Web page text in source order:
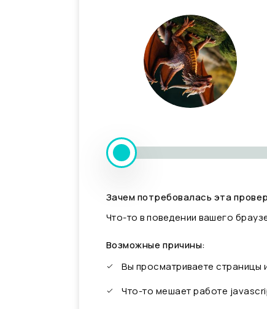
Зачем потребовалась эта
Что-то в поведении вашего
Возможные причины:
Вы просматриваете
Что-то мешает работе